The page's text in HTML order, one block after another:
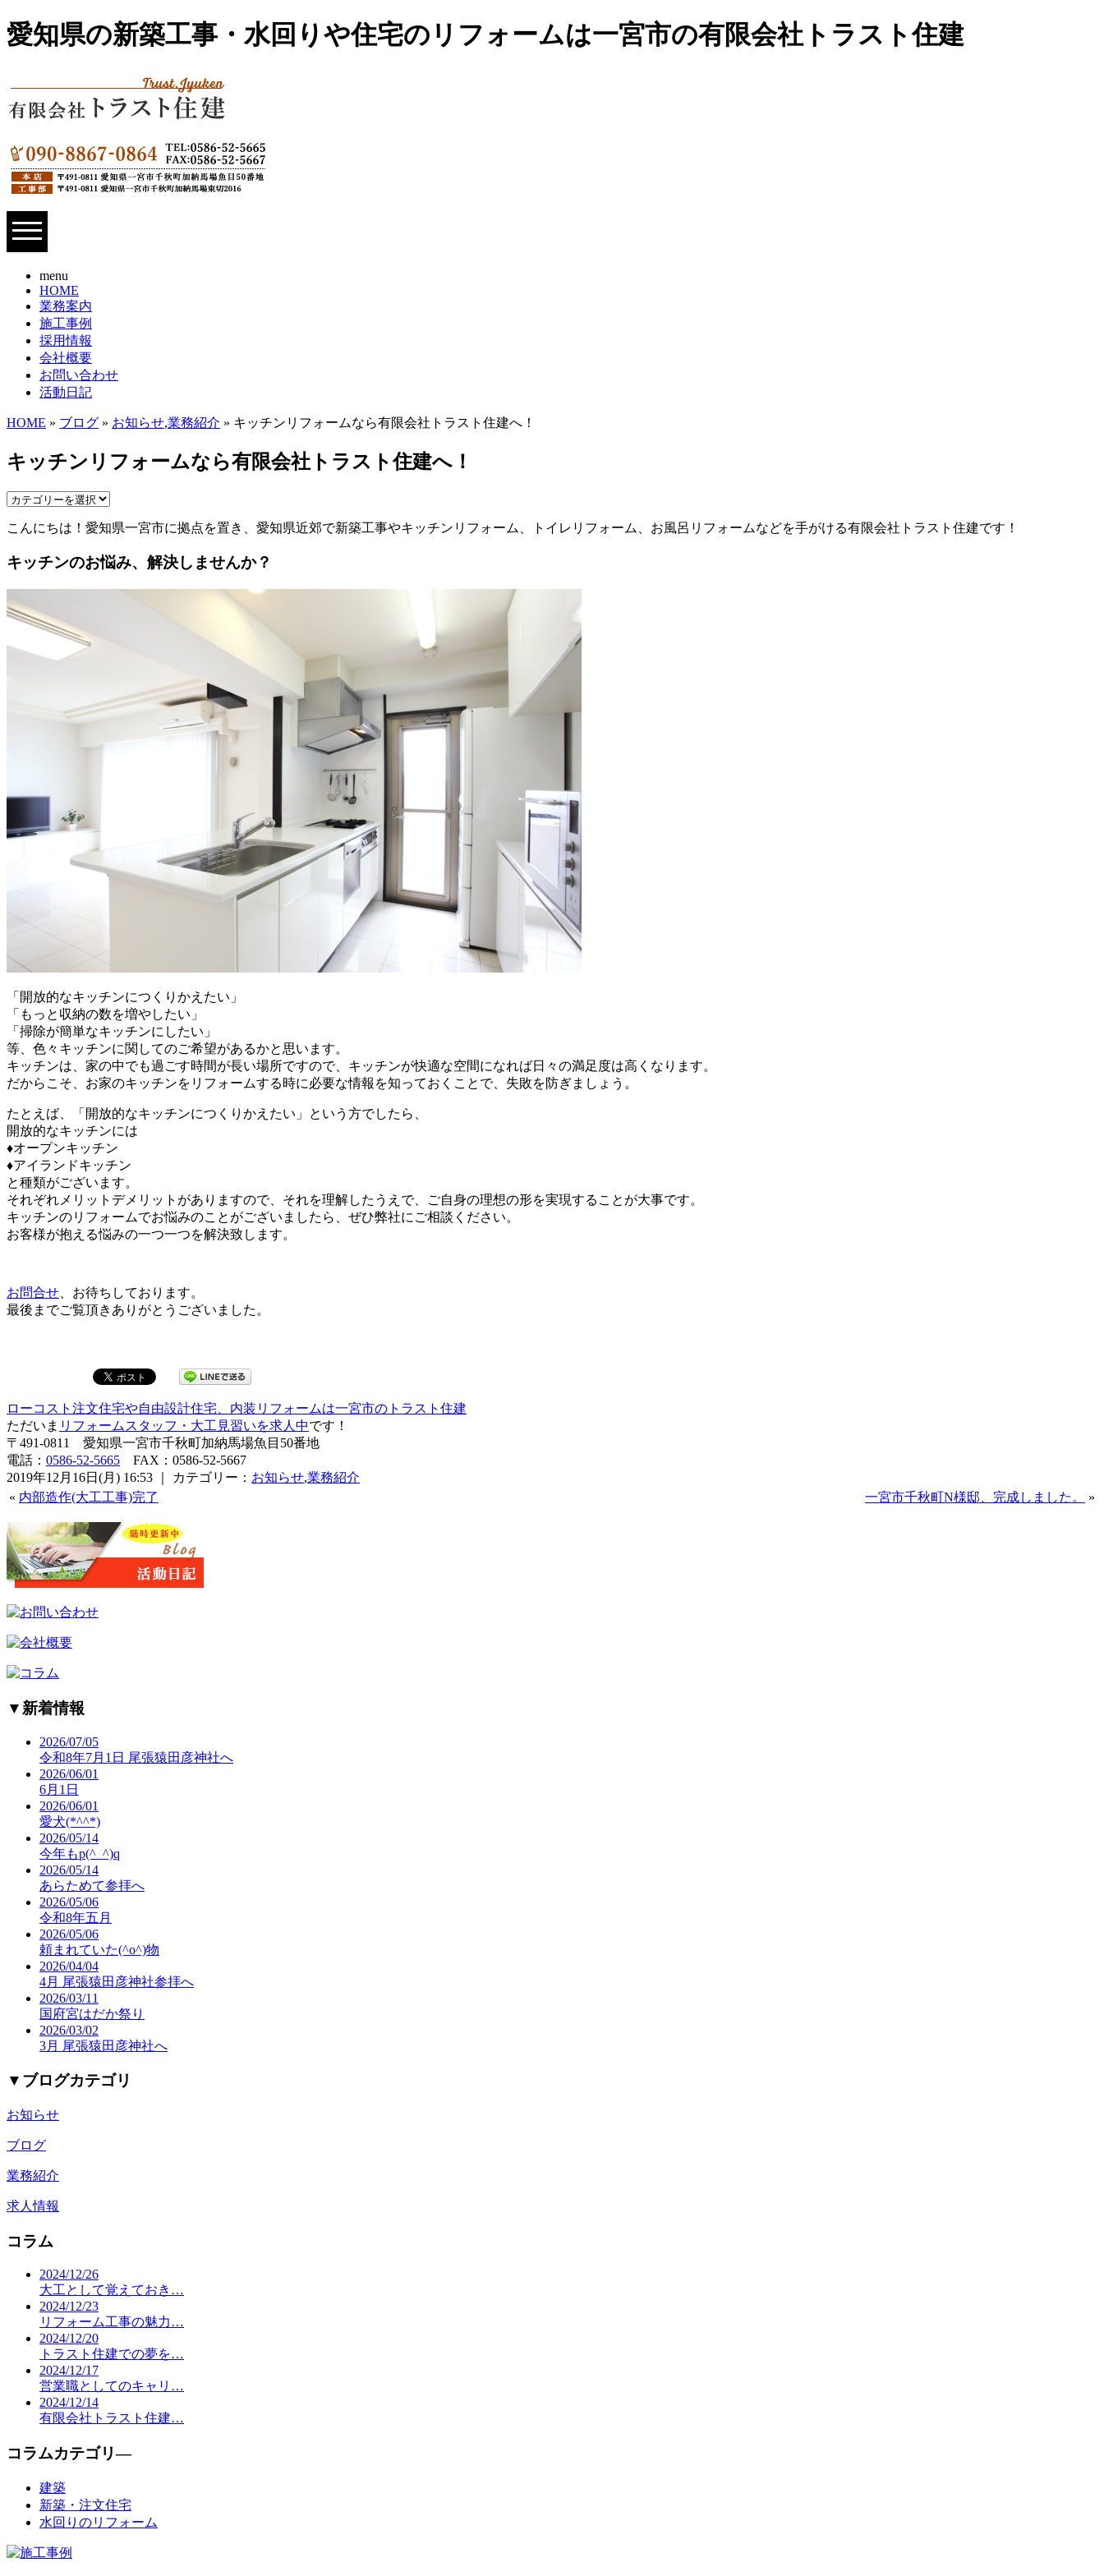
愛知県の新築工事・水回りや住宅のリフォームは一宮市の有限会社トラスト住建
menu
HOME
業務案内
施工事例
採用情報
会社概要
お問い合わせ
活動日記
HOME » ブログ » お知らせ,業務紹介 » キッチンリフォームなら有限会社トラスト住建へ！
キッチンリフォームなら有限会社トラスト住建へ！
こんにちは！愛知県一宮市に拠点を置き、愛知県近郊で新築工事やキッチンリフォーム、トイレリフォーム、お風呂リフォームなどを手がける有限会社トラスト住建です！
キッチンのお悩み、解決しませんか？
「開放的なキッチンにつくりかえたい」
「もっと収納の数を増やしたい」
「掃除が簡単なキッチンにしたい」
等、色々キッチンに関してのご希望があるかと思います。
キッチンは、家の中でも過ごす時間が長い場所ですので、キッチンが快適な空間になれば日々の満足度は高くなります。
だからこそ、お家のキッチンをリフォームする時に必要な情報を知っておくことで、失敗を防ぎましょう。
たとえば、「開放的なキッチンにつくりかえたい」という方でしたら、
開放的なキッチンには
♦オープンキッチン
♦アイランドキッチン
と種類がございます。
それぞれメリットデメリットがありますので、それを理解したうえで、ご自身の理想の形を実現することが大事です。
キッチンのリフォームでお悩みのことがございましたら、ぜひ弊社にご相談ください。
お客様が抱える悩みの一つ一つを解決致します。
お問合せ 、お待ちしております。
最後までご覧頂きありがとうございました。
ローコスト注文住宅や自由設計住宅、内装リフォームは一宮市のトラスト住建
ただいま リフォームスタッフ・大工見習いを求人中です！
〒491-0811 愛知県一宮市千秋町加納馬場魚目50番地
電話： 0586-52-5665 FAX：0586-52-5667
2019年12月16日(月) 16:53 ｜ カテゴリー： お知らせ,業務紹介
« 内部造作(大工工事)完了 一宮市千秋町N様邸、完成しました。 »
▼ 新着情報
2026/07/05
令和8年7月1日 尾張猿田彦神社へ
2026/06/01
6月1日
2026/06/01
愛犬(*^^*)
2026/05/14
今年もp(^_^)q
2026/05/14
あらためて参拝へ
2026/05/06
令和8年五月
2026/05/06
頼まれていた(^o^)物
2026/04/04
4月 尾張猿田彦神社参拝へ
2026/03/11
国府宮はだか祭り
2026/03/02
3月 尾張猿田彦神社へ
▼ ブログカテゴリ
お知らせ
ブログ
業務紹介
求人情報
コラム
2024/12/26
大工として覚えておき…
2024/12/23
リフォーム工事の魅力…
2024/12/20
トラスト住建での夢を…
2024/12/17
営業職としてのキャリ…
2024/12/14
有限会社トラスト住建…
コラムカテゴリ―
建築
新築・注文住宅
水回りのリフォーム